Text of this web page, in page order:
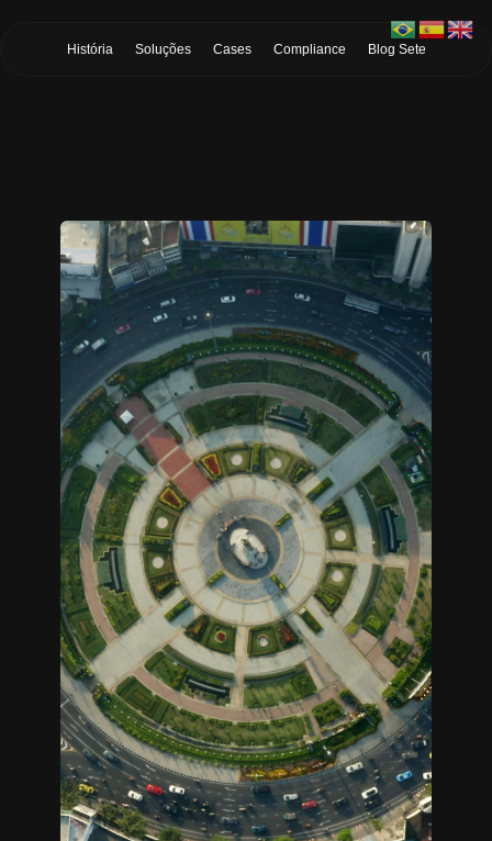
História Soluções Cases Compliance Blog Sete